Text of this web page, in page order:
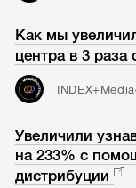
Как мы
центра в 3 раза
Увеличили
на 233% с
дистрибуции